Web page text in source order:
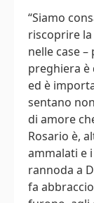
“Siamo
riscoprire
nelle case
preghiera è
ed è
sentano
di amore
Rosario è,
ammalati e
rannoda a
fa